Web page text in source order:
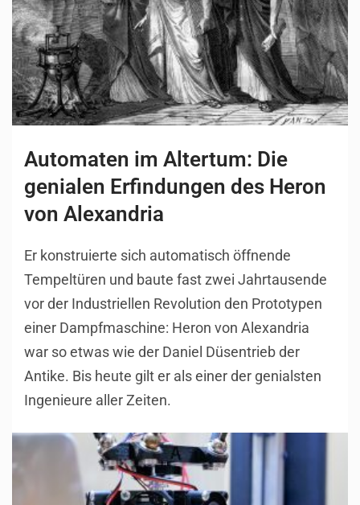
Automaten im Altertum: Die
genialen Erfindungen des Heron
von Alexandria
Er konstruierte sich automatisch öffnende
Tempeltüren und baute fast zwei Jahrtausende
vor der Industriellen Revolution den Prototypen
einer Dampfmaschine: Heron von Alexandria
war so etwas wie der Daniel Düsentrieb der
Antike. Bis heute gilt er als einer der genialsten
Ingenieure aller Zeiten.